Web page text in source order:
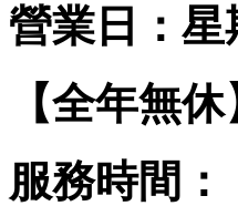
營業日：星
【全年無休
服務時間：